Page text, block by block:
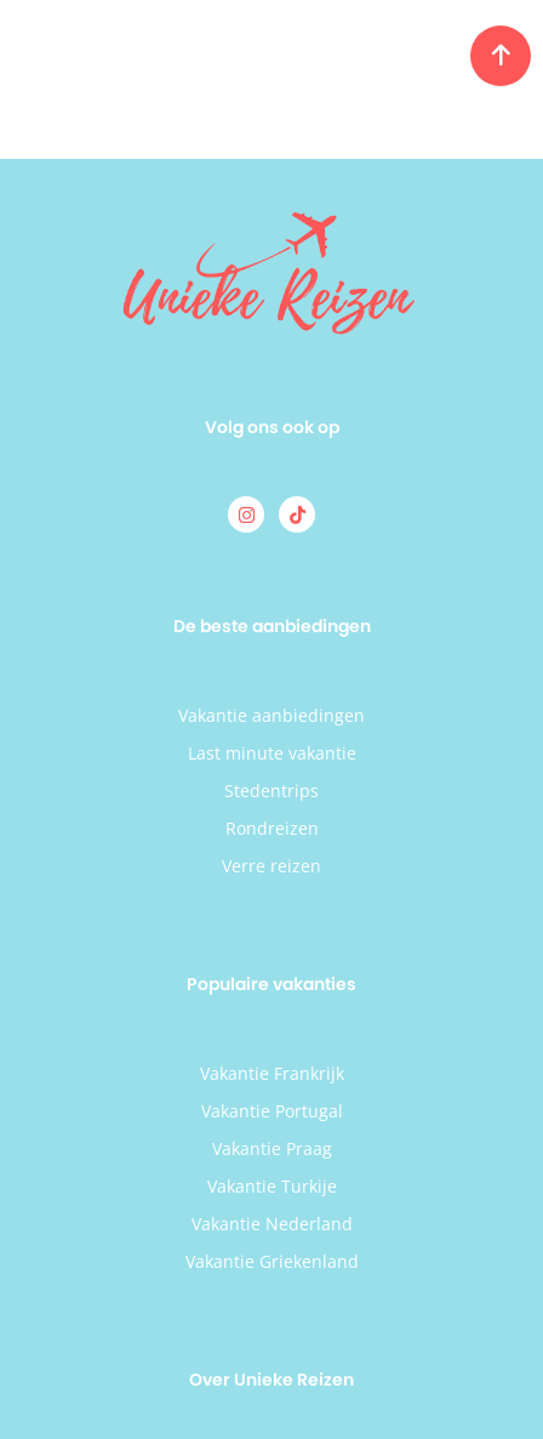
Volg ons ook op
De beste aanbiedingen
Vakantie aanbiedingen
Last minute vakantie
Stedentrips
Rondreizen
Verre reizen
Populaire vakanties
Vakantie Frankrijk
Vakantie Portugal
Vakantie Praag
Vakantie Turkije
Vakantie Nederland
Vakantie Griekenland
Over Unieke Reizen